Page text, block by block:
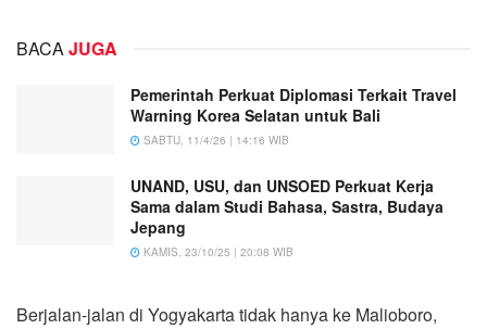
BACAJUGA
Pemerintah Perkuat Diplomasi Terkait Travel
Warning Korea Selatan untuk Bali
SABTU, 11/4/26 | 14:16 WIB
UNAND, USU, dan UNSOED Perkuat Kerja
Sama dalam Studi Bahasa, Sastra, Budaya
Jepang
KAMIS, 23/10/25 | 20:08 WIB
Berjalan-jalan di Yogyakarta tidak hanya ke Malioboro,